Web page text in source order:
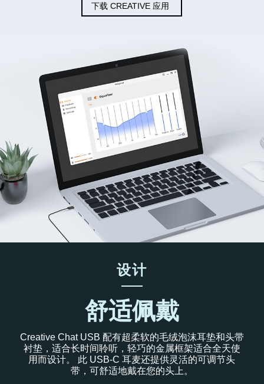
下载 CREATIVE 应用
设计
舒适佩戴
Creative Chat USB 配有超柔软的毛绒泡沫耳垫和头带
衬垫，适合长时间聆听，轻巧的金属框架适合全天使
用而设计。 此 USB-C 耳麦还提供灵活的可调节头
带，可舒适地戴在您的头上。